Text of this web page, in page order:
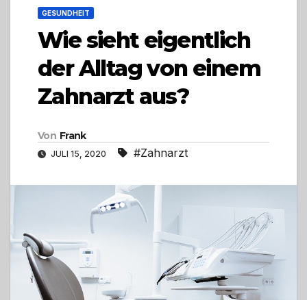
GESUNDHEIT
Wie sieht eigentlich
der Alltag von einem
Zahnarzt aus?
Von Frank
JULI 15, 2020 #Zahnarzt